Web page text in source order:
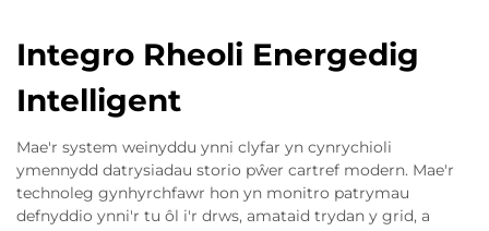
Integro Rheoli Energedig
Intelligent
Mae'r system weinyddu ynni clyfar yn cynrychioli
ymennydd datrysiadau storio pŵer cartref modern. Mae'r
technoleg gynhyrchfawr hon yn monitro patrymau
defnyddio ynni'r tu ôl i'r drws, amataid trydan y grid, a